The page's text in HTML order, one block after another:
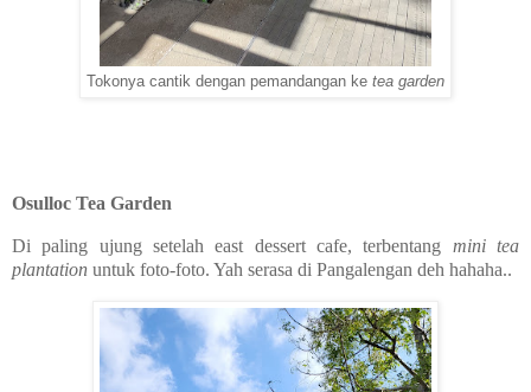
Tokonya cantik dengan pemandangan ke tea garden
Osulloc Tea Garden
Di paling ujung setelah east dessert cafe, terbentang mini tea
plantation untuk foto-foto. Yah serasa di Pangalengan deh hahaha..